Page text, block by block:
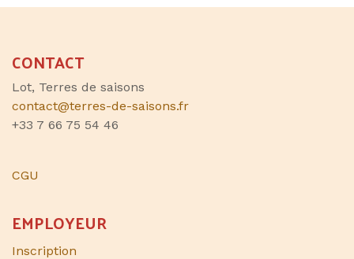
CONTACT
Lot, Terres de saisons
contact@terres-de-saisons.fr
+33 7 66 75 54 46
CGU
EMPLOYEUR
Inscription